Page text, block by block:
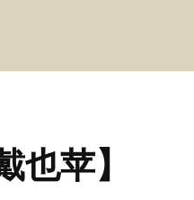
也苹】